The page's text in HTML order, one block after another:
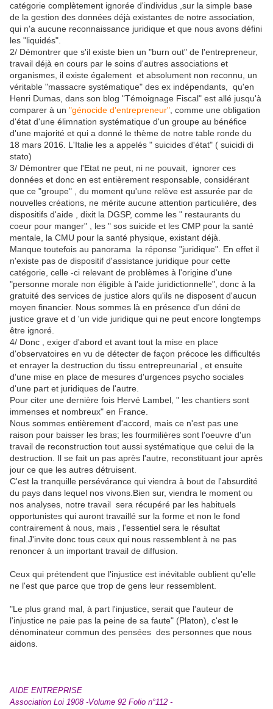
catégorie complètement ignorée d'individus ,sur la simple base
de la gestion des données déjà existantes de notre association,
qui n'a aucune reconnaissance juridique et que nous avons défini
les "liquidés".
2/ Démontrer que s'il existe bien un "burn out" de l'entrepreneur,
travail déjà en cours par le soins d'autres associations et
organismes, il existe également et absolument non reconnu, un
véritable "massacre systématique" des ex indépendants, qu'en
Henri Dumas, dans son blog "Témoignage Fiscal" est allé jusqu'à
comparer à un "génocide d'entrepreneur" , comme une obligation
d'état d'une élimnation systématique d'un groupe au bénéfice
d'une majorité et qui a donné le thème de notre table ronde du
18 mars 2016. L'Italie les a appelés " suicides d'état" ( suicidi di
stato)
3/ Démontrer que l'Etat ne peut, ni ne pouvait, ignorer ces
données et donc en est entièrement responsable, considérant
que ce "groupe" , du moment qu'une relève est assurée par de
nouvelles créations, ne mérite aucune attention particulière, des
dispositifs d'aide , dixit la DGSP, comme les " restaurants du
coeur pour manger" , les " sos suicide et les CMP pour la santé
mentale, la CMU pour la santé physique, existant déjà.
Manque toutefois au panorama la réponse "juridique". En effet il
n'existe pas de dispositif d'assistance juridique pour cette
catégorie, celle -ci relevant de problèmes à l'origine d'une
"personne morale non éligible à l'aide juridictionnelle", donc à la
gratuité des services de justice alors qu'ils ne disposent d'aucun
moyen financier. Nous sommes là en présence d'un déni de
justice grave et d 'un vide juridique qui ne peut encore longtemps
être ignoré.
4/ Donc , exiger d'abord et avant tout la mise en place
d'observatoires en vu de détecter de façon précoce les difficultés
et enrayer la destruction du tissu entrepreunarial , et ensuite
d'une mise en place de mesures d'urgences psycho sociales
d'une part et juridiques de l'autre.
Pour citer une dernière fois Hervé Lambel, " les chantiers sont
immenses et nombreux" en France.
Nous sommes entièrement d'accord, mais ce n'est pas une
raison pour baisser les bras; les fourmilières sont l'oeuvre d'un
travail de reconstruction tout aussi systématique que celui de la
destruction. Il se fait un pas après l'autre, reconstituant jour après
jour ce que les autres détruisent.
C'est la tranquille persévérance qui viendra à bout de l'absurdité
du pays dans lequel nos vivons.Bien sur, viendra le moment ou
nos analyses, notre travail sera récupéré par les habituels
opportunistes qui auront travaillé sur la forme et non le fond
contrairement à nous, mais , l'essentiel sera le résultat
final.J'invite donc tous ceux qui nous ressemblent à ne pas
renoncer à un important travail de diffusion.
Ceux qui prétendent que l'injustice est inévitable oublient qu'elle
ne l'est que parce que trop de gens leur ressemblent.
"Le plus grand mal, à part l'injustice, serait que l'auteur de
l'injustice ne paie pas la peine de sa faute" (Platon), c'est le
dénominateur commun des pensées des personnes que nous
aidons.
AIDE ENTREPRISE
Association Loi 1908 -Volume 92 Folio n°112 -